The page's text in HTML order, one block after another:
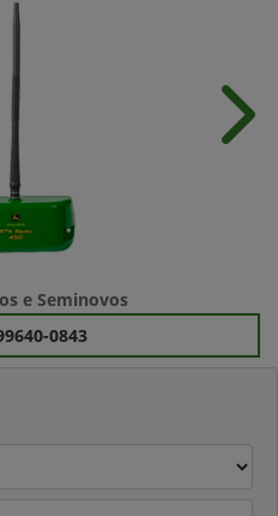
e Seminovos
0843